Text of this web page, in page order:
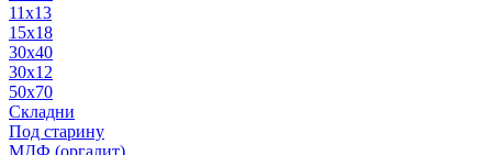
11x13
15x18
30x40
30х12
50x70
Складни
Под старину
МДФ (оргалит)